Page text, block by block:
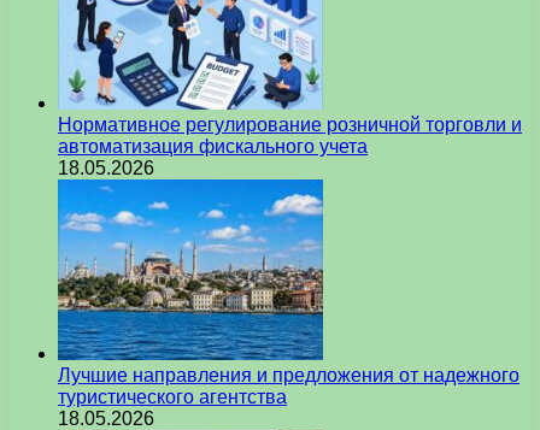
Нормативное регулирование розничной торговли и
автоматизация фискального учета
18.05.2026
Лучшие направления и предложения от надежного
туристического агентства
18.05.2026